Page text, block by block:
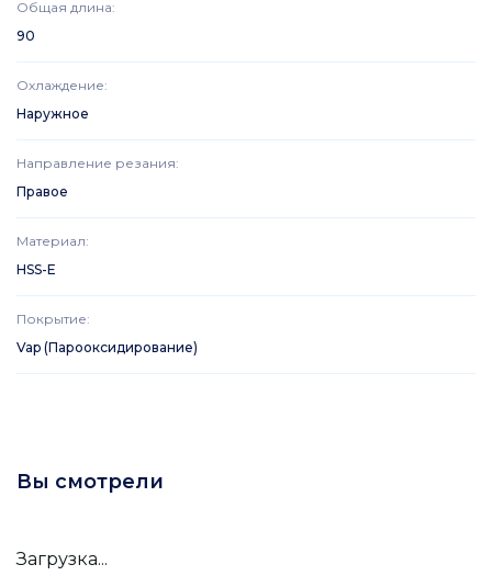
Общая длина:
90
Охлаждение:
Наружное
Направление резания:
Правое
Материал:
HSS-E
Покрытие:
Vap (Парооксидирование)
Вы смотрели
Загрузка...